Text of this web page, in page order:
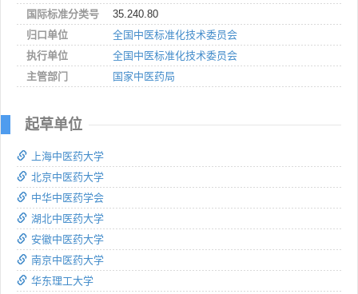
国际标准分类号
35.240.80
归口单位
全国中医标准化技术委员会
执行单位
全国中医标准化技术委员会
主管部门
国家中医药局
起草单位
上海中医药大学
北京中医药大学
中华中医药学会
湖北中医药大学
安徽中医药大学
南京中医药大学
华东理工大学